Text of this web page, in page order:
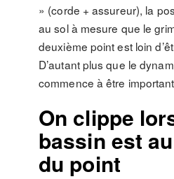
» (corde + assureur), la
au sol à mesure que le
deuxième point est loin
D’autant plus que le
commence à être
On clippe
bassin est
du point